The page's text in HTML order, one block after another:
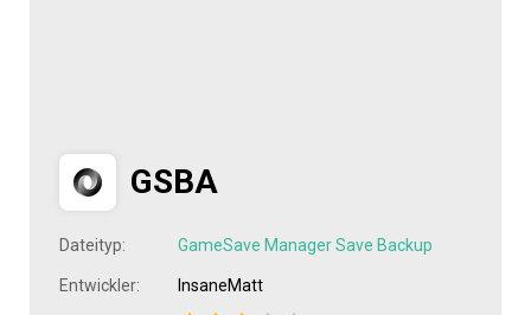
GSBA
Dateityp: GameSave Manager Save Backup
Entwickler: InsaneMatt